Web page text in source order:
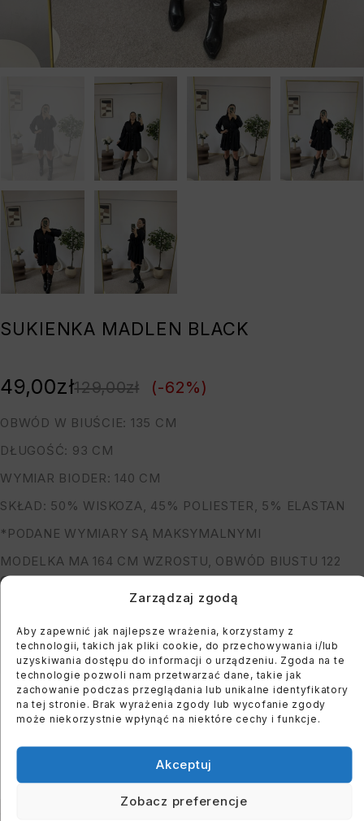
Zarządzaj zgodą
Aby zapewnić jak najlepsze wrażenia, korzystamy z
technologii, takich jak pliki cookie, do przechowywania i/lub
uzyskiwania dostępu do informacji o urządzeniu. Zgoda na te
technologie pozwoli nam przetwarzać dane, takie jak
zachowanie podczas przeglądania lub unikalne identyfikatory
na tej stronie. Brak wyrażenia zgody lub wycofanie zgody
może niekorzystnie wpłynąć na niektóre cechy i funkcje.
Akceptuj
Zobacz preferencje
SUKIENKA MADLEN BLACK
OBWÓD W BIUŚCIE: 135 CM
DŁUGOŚĆ: 93 CM
WYMIAR BIODER: 140 CM
SKŁAD: 50% WISKOZA, 45% POLIESTER, 5% ELASTAN
*PODANE WYMIARY SĄ MAKSYMALNYMI
MODELKA MA 164 CM WZROSTU, OBWÓD BIUSTU 122
CM I BIODER: 118 CM
129,00zł
49,00zł (-62%)
You must register to use the waitlist feature. Please
login or create an account
WYPRZEDANE